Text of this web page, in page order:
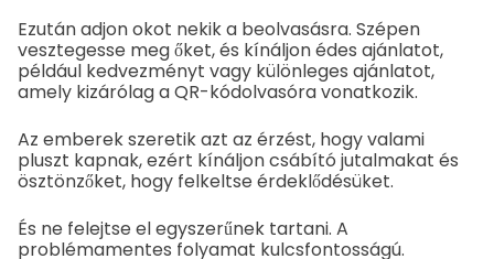
Ezután adjon okot nekik a beolvasásra. Szépen
vesztegesse meg őket, és kínáljon édes ajánlatot,
például kedvezményt vagy különleges ajánlatot,
amely kizárólag a QR-kódolvasóra vonatkozik.
Az emberek szeretik azt az érzést, hogy valami
pluszt kapnak, ezért kínáljon csábító jutalmakat és
ösztönzőket, hogy felkeltse érdeklődésüket.
És ne felejtse el egyszerűnek tartani. A
problémamentes folyamat kulcsfontosságú.